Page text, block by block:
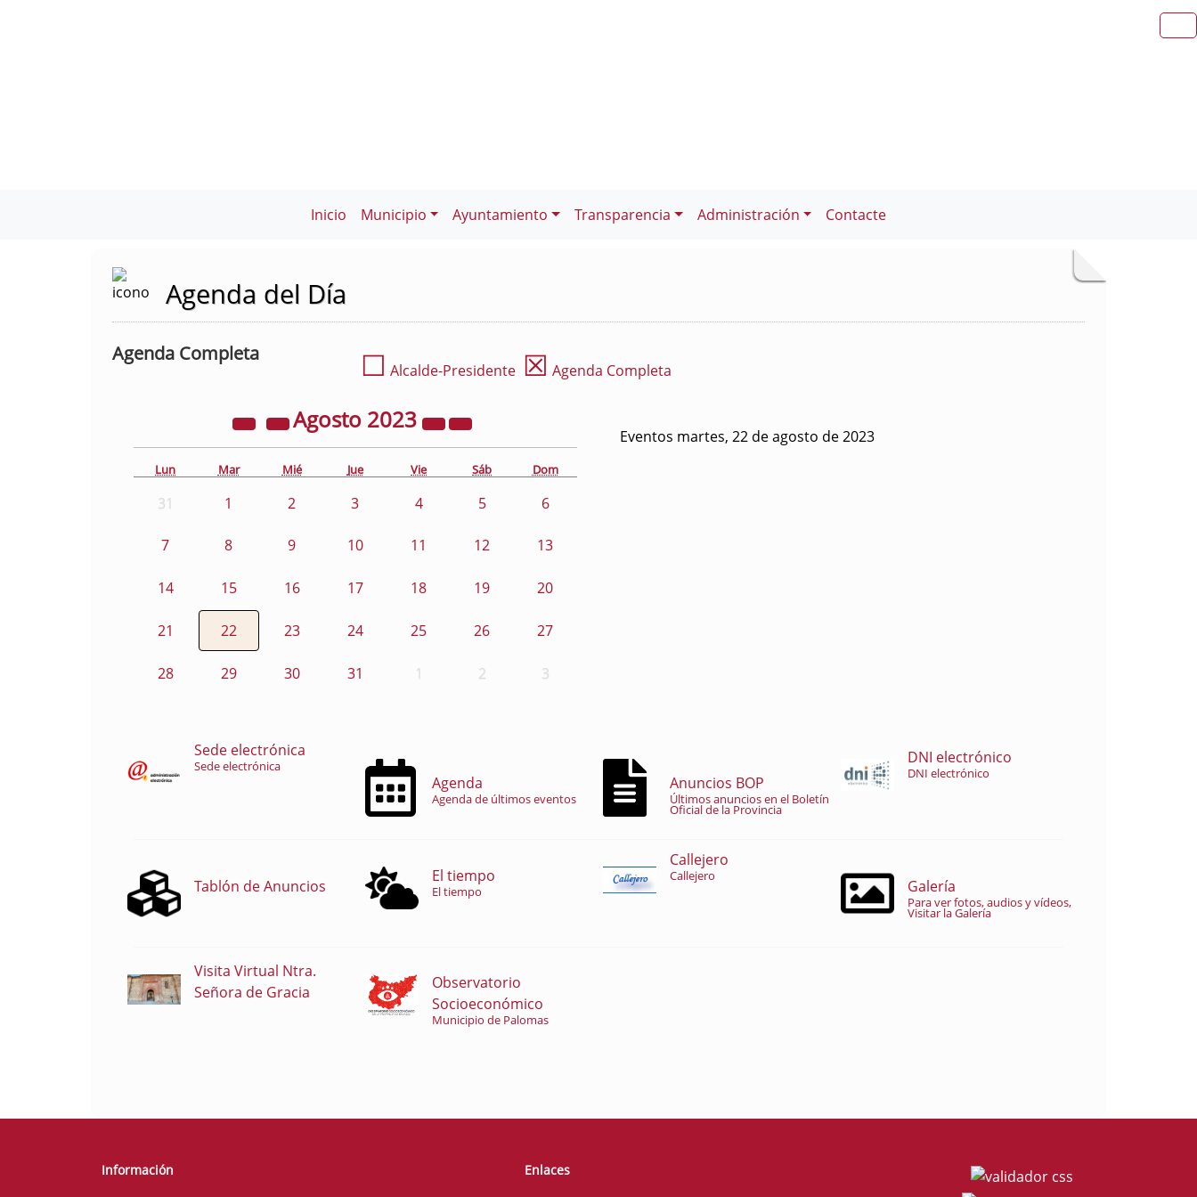
Inicio Municipio Ayuntamiento Transparencia Administración Contacte
Agenda del Día
Agenda Completa ☐ Alcalde-Presidente ☒ Agenda Completa
Agosto 2023
Lun Mar Mié Jue Vie Sáb Dom
31 1 2 3 4 5 6
7 8 9 10 11 12 13
14 15 16 17 18 19 20
21 22 23 24 25 26 27
28 29 30 31 1 2 3
Eventos martes, 22 de agosto de 2023
Sede electrónica
Sede electrónica
Agenda
Agenda de últimos eventos
Anuncios BOP
Últimos anuncios en el Boletín
Oficial de la Provincia
DNI electrónico
DNI electrónico
Tablón de Anuncios
El tiempo
El tiempo
Callejero
Callejero
Galería
Para ver fotos, audios y vídeos,
Visitar la Galería
Visita Virtual Ntra.
Señora de Gracia
Observatorio
Socioeconómico
Municipio de Palomas
Información Enlaces